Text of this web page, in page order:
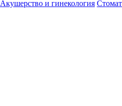
Акушерство и гинекология